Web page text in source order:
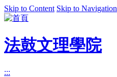
Skip to Content Skip to Navigation
法鼓文理學院
:::